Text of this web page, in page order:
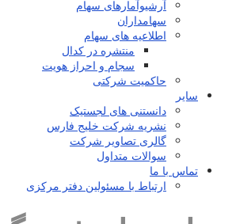
آرشیوآمارهای سهام
سهامداران
اطلاعیه های سهام
منتشره در کدال
سجام و احراز هویت
حاکمیت شرکتی
سایر
دانستنی های لجستیک
نشریه شرکت خلیج فارس
گالری تصاویر شرکت
سوالات متداول
تماس با ما
ارتباط با مسئولین دفتر مرکزی